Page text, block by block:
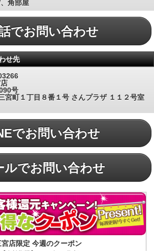
角部屋
でお問い合わせ
せ先
号
宮町１丁目８番１号 さんプラザ １１２号室
でお問い合わせ
ルでお問い合わせ
店限定 今週のクーポン